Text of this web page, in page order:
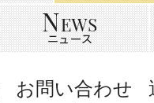
お問い合わせ